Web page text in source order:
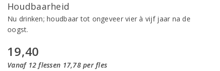
Houdbaarheid
Nu drinken; houdbaar tot ongeveer vier à vijf jaar na de
oogst.
19,40
Vanaf 12 flessen 17,78 per fles